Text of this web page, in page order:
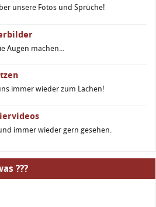
unsere Fotos und Sprüche!
Augen machen...
immer wieder zum Lachen!
immer wieder gern gesehen.
???